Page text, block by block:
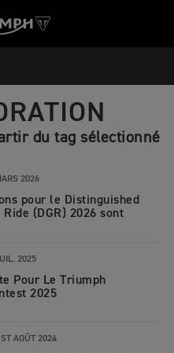
du tag sélectionné
2026
pour le Distinguished
Ride (DGR) 2026 sont
2025
Pour Le Triumph
2025
AOÛT 2024